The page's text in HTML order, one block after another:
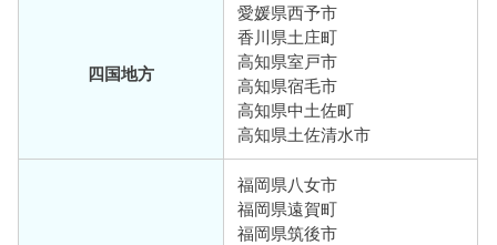
四国地方
愛媛県西予市
香川県土庄町
高知県室戸市
高知県宿毛市
高知県中土佐町
高知県土佐清水市
福岡県八女市
福岡県遠賀町
福岡県筑後市